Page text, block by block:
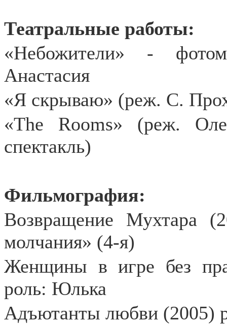
Театральные работы:
«Небожители» -
Анастасия
«Я скрываю» (реж. С.
«The Rooms» (реж.
спектакль)
Фильмография:
Возвращение Мухтара
молчания» (4-я)
Женщины в игре без
роль: Юлька
Адъютанты любви (2005)